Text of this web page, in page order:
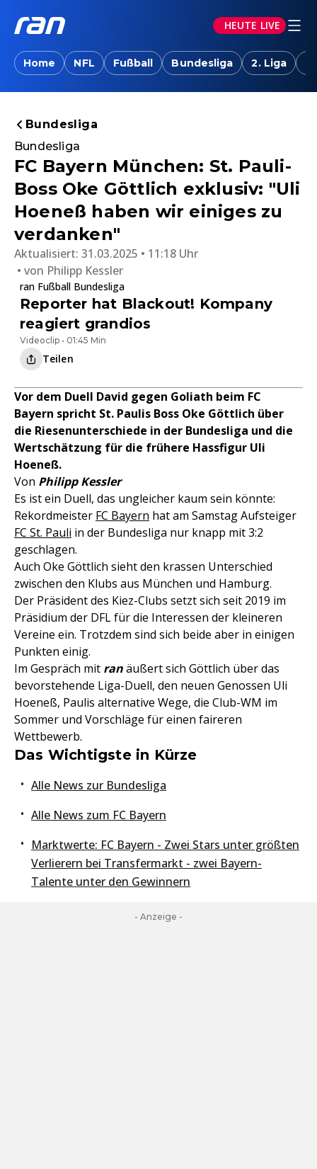
HEUTE LIVE
Home NFL Fußball Bundesliga 2. Liga
Bundesliga
Bundesliga
FC Bayern München: St. Pauli-
Boss Oke Göttlich exklusiv: "Uli
Hoeneß haben wir einiges zu
verdanken"
Aktualisiert: 31.03.2025 • 11:18 Uhr
von Philipp Kessler
ran Fußball Bundesliga
Reporter hat Blackout! Kompany
reagiert grandios
Videoclip • 01:45 Min
Teilen
Vor dem Duell David gegen Goliath beim FC
Bayern spricht St. Paulis Boss Oke Göttlich über
die Riesenunterschiede in der Bundesliga und die
Wertschätzung für die frühere Hassfigur Uli
Hoeneß.
Von Philipp Kessler
Es ist ein Duell, das ungleicher kaum sein könnte:
Rekordmeister FC Bayern hat am Samstag Aufsteiger
FC St. Pauli in der Bundesliga nur knapp mit 3:2
geschlagen.
Auch Oke Göttlich sieht den krassen Unterschied
zwischen den Klubs aus München und Hamburg.
Der Präsident des Kiez-Clubs setzt sich seit 2019 im
Präsidium der DFL für die Interessen der kleineren
Vereine ein. Trotzdem sind sich beide aber in einigen
Punkten einig.
Im Gespräch mit ranäußert sich Göttlich über das
bevorstehende Liga-Duell, den neuen Genossen Uli
Hoeneß, Paulis alternative Wege, die Club-WM im
Sommer und Vorschläge für einen faireren
Wettbewerb.
Das Wichtigste in Kürze
Alle News zur Bundesliga
Alle News zum FC Bayern
Marktwerte: FC Bayern - Zwei Stars unter größten
Verlierern bei Transfermarkt - zwei Bayern-
Talente unter den Gewinnern
- Anzeige -